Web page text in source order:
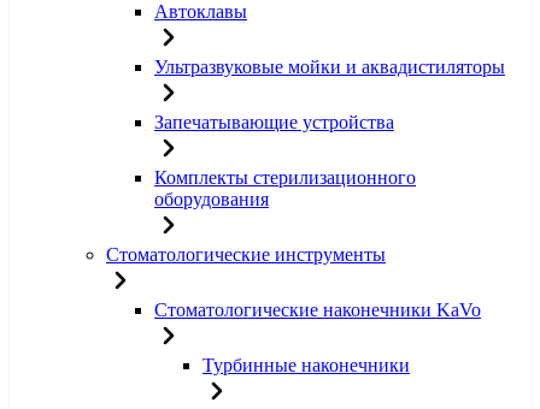
Автоклавы
Ультразвуковые мойки и аквадистиляторы
Запечатывающие устройства
Комплекты стерилизационного
оборудования
Стоматологические инструменты
Стоматологические наконечники KaVo
Турбинные наконечники